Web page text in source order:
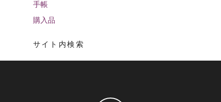
手帳
購入品
サイト内検索